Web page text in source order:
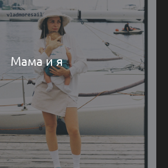
Мама и я